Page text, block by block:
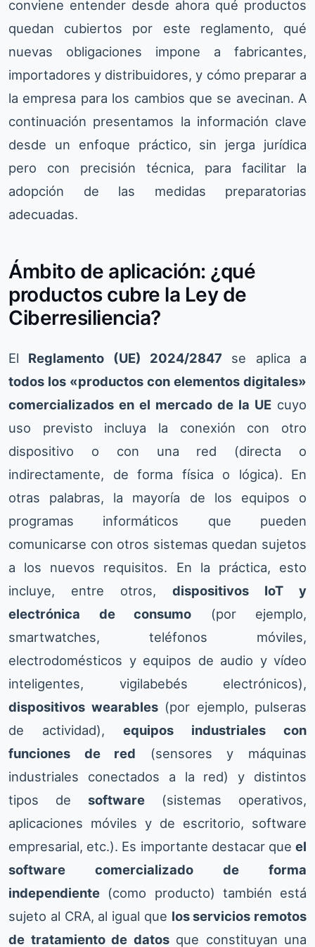
conviene entender desde ahora qué productos
quedan cubiertos por este reglamento, qué
nuevas obligaciones impone a fabricantes,
importadores y distribuidores, y cómo preparar a
la empresa para los cambios que se avecinan. A
continuación presentamos la información clave
desde un enfoque práctico, sin jerga jurídica
pero con precisión técnica, para facilitar la
adopción de las medidas preparatorias
adecuadas.
Ámbito de aplicación: ¿qué
productos cubre la Ley de
Ciberresiliencia?
El Reglamento (UE) 2024/2847 se aplica a
todos los «productos con elementos digitales»
comercializados en el mercado de la UE cuyo
uso previsto incluya la conexión con otro
dispositivo o con una red (directa o
indirectamente, de forma física o lógica). En
otras palabras, la mayoría de los equipos o
programas informáticos que pueden
comunicarse con otros sistemas quedan sujetos
a los nuevos requisitos. En la práctica, esto
incluye, entre otros, dispositivos IoT y
electrónica de consumo (por ejemplo,
smartwatches, teléfonos móviles,
electrodomésticos y equipos de audio y vídeo
inteligentes, vigilabebés electrónicos),
dispositivos wearables(por ejemplo, pulseras
de actividad), equipos industriales con
funciones de red (sensores y máquinas
industriales conectados a la red) y distintos
tipos de software (sistemas operativos,
aplicaciones móviles y de escritorio, software
empresarial, etc.). Es importante destacar que el
software comercializado de forma
independiente (como producto) también está
sujeto al CRA, al igual que los servicios remotos
de tratamiento de datosque constituyan una